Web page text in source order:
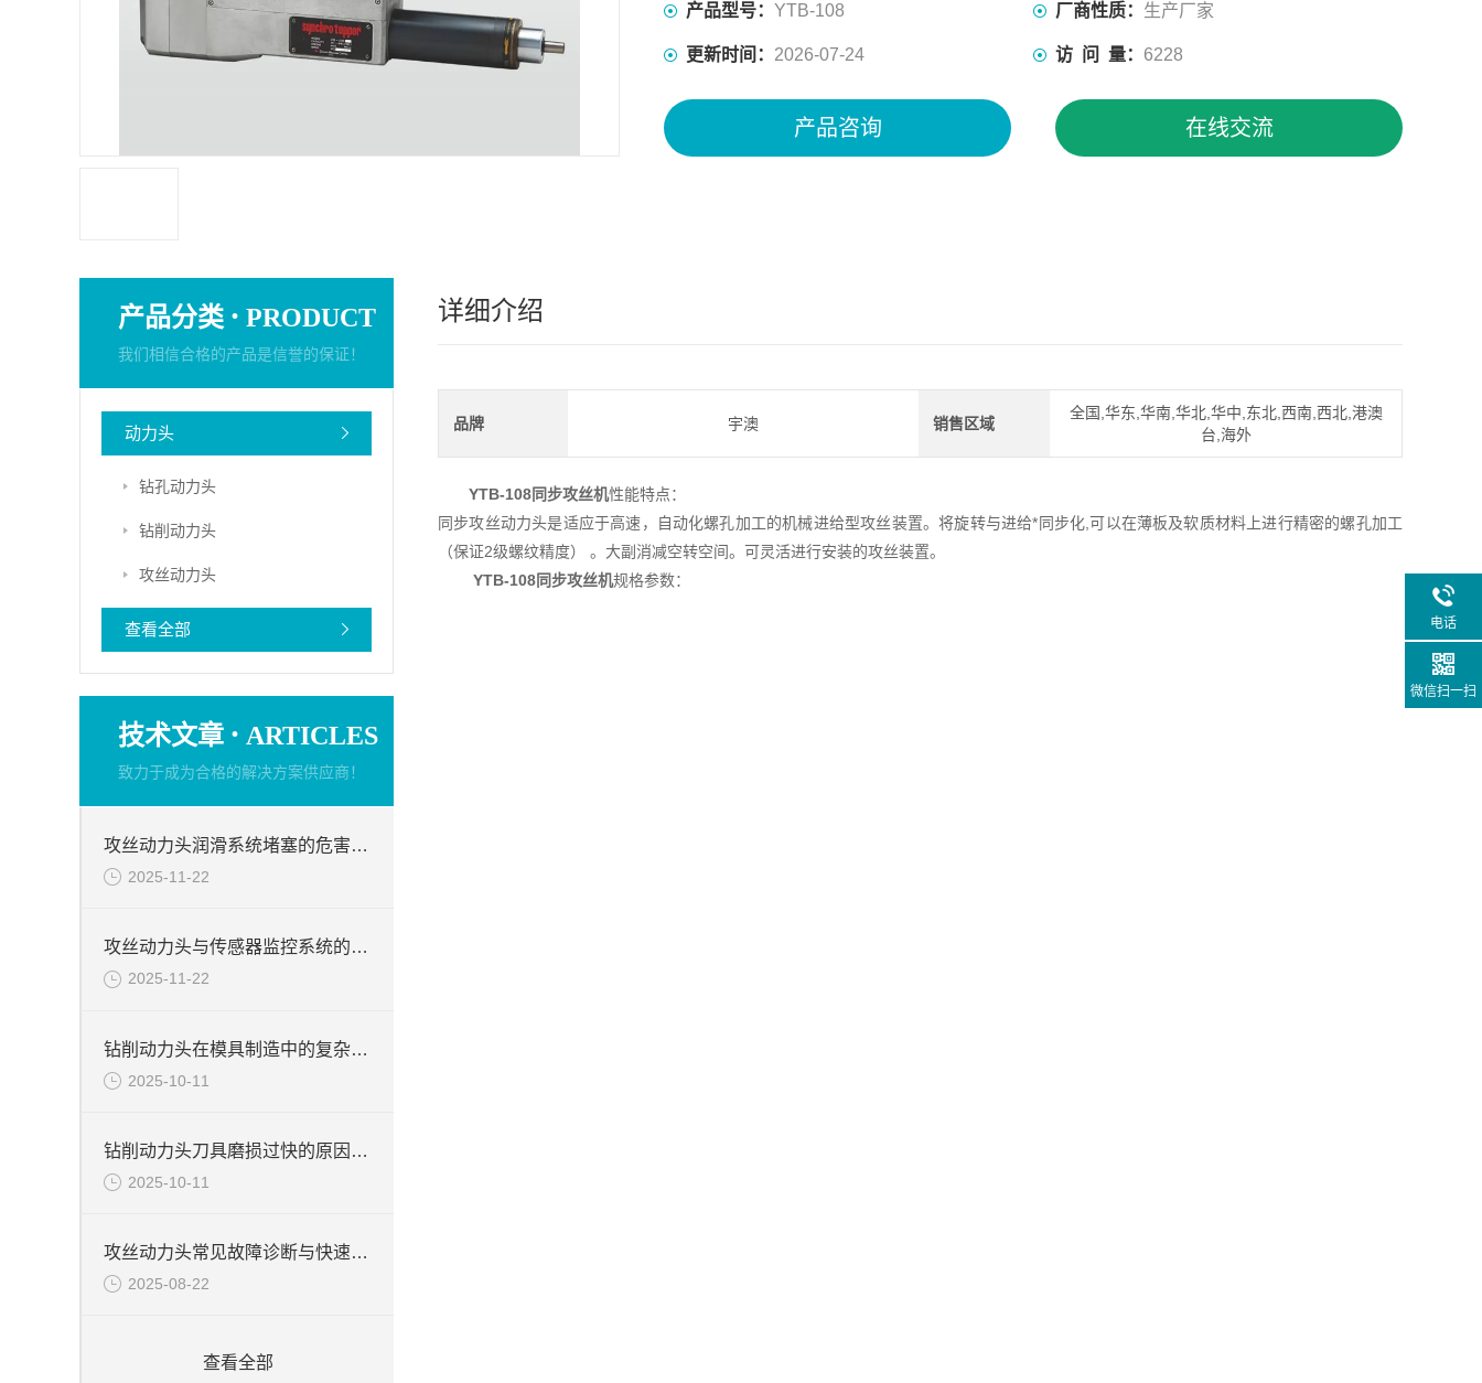
产品型号： YTB-108 厂商性质： 生产厂家
更新时间： 2026-07-24 访 问 量： 6228
产品咨询 在线交流
产品分类 · PRODUCT
我们相信合格的产品是信誉的保证！
动力头
钻孔动力头
钻削动力头
攻丝动力头
查看全部
技术文章 · ARTICLES
致力于成为合格的解决方案供应商！
攻丝动力头润滑系统堵塞的危害有哪些？
2025-11-22
攻丝动力头与传感器监控系统的联动适配技术
2025-11-22
钻削动力头在模具制造中的复杂孔系加工技术
2025-10-11
钻削动力头刀具磨损过快的原因及解决措施
2025-10-11
攻丝动力头常见故障诊断与快速修复全攻略
2025-08-22
查看全部
详细介绍
品牌 宇澳 销售区域
全国,华东,华南,华北,华中,东北,西南,西北,港澳
台,海外
YTB-108同步攻丝机性能特点：
同步攻丝动力头是适应于高速，自动化螺孔加工的机械进给型攻丝装置。将旋转与进给*同步化,可以在薄板及软质材料上进行精密的螺孔加工
（保证2级螺纹精度） 。大副消减空转空间。可灵活进行安装的攻丝装置。
YTB-108同步攻丝机规格参数：
电话
微信扫一扫